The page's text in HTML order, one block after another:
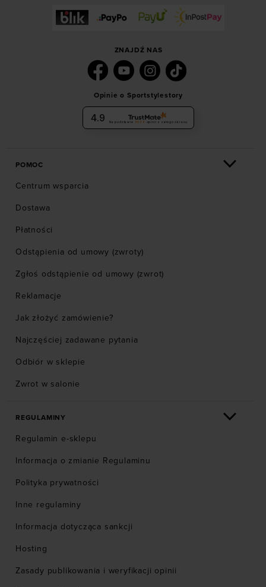
ZNAJDŹ NAS
Opinie o Sportstylestory
4.9 Na podstawie 6036 opinii z całego okresu
POMOC
Centrum wsparcia
Dostawa
Płatności
Odstąpienia od umowy (zwroty)
Zgłoś odstąpienie od umowy (zwrot)
Reklamacje
Jak złożyć zamówienie?
Najczęściej zadawane pytania
Odbiór w sklepie
Zwrot w salonie
REGULAMINY
Regulamin e-sklepu
Informacja o zmianie Regulaminu
Polityka prywatności
Inne regulaminy
Informacja dotycząca sankcji
Hosting
Zasady publikowania i weryfikacji opinii